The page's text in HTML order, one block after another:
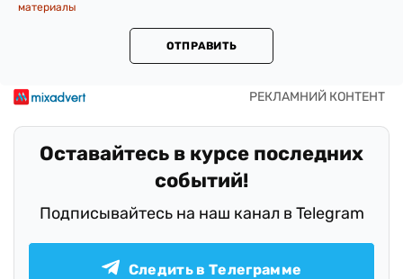
материалы
ОТПРАВИТЬ
Оставайтесь в курсе последних
событий!
Подписывайтесь на наш канал в Telegram
Следить в Телеграмме